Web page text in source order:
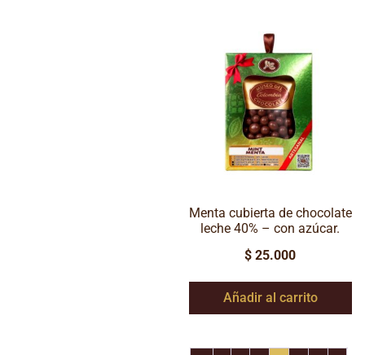
Menta cubierta de chocolate
leche 40% – con azúcar.
$ 25.000
Añadir al carrito